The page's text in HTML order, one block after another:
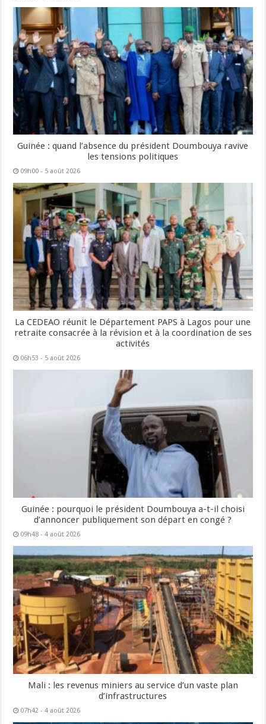
Guinée : quand l’absence du président Doumbouya ravive
les tensions politiques
09h00 - 5 août 2026
La CEDEAO réunit le Département PAPS à Lagos pour une
retraite consacrée à la révision et à la coordination de ses
activités
06h53 - 5 août 2026
Guinée : pourquoi le président Doumbouya a-t-il choisi
d’annoncer publiquement son départ en congé ?
09h48 - 4 août 2026
Mali : les revenus miniers au service d’un vaste plan
d’infrastructures
07h42 - 4 août 2026